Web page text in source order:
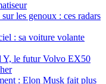
les genoux : ces radars
: sa voiture volante
Y, le futur Volvo EX50
: Elon Musk fait plus